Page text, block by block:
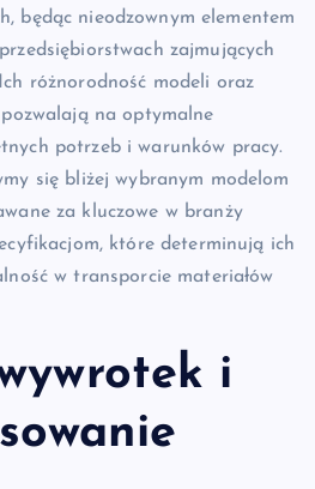
będąc nieodzownym elementem
zajmujących
różnorodność modeli oraz
na optymalne
potrzeb i warunków pracy.
się bliżej wybranym modelom
za kluczowe w branży
które determinują ich
w transporcie materiałów
i